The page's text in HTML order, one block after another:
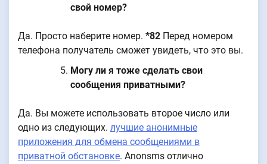
свой номер?
Да. Просто наберите номер. *82 Перед номером
телефона получатель сможет увидеть, что это вы.
Могу ли я тоже сделать свои
сообщения приватными?
Да. Вы можете использовать второе число или
одно из следующих. лучшие анонимные
приложения для обмена сообщениями в
приватной обстановке. Anonsms отлично